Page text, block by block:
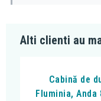
Alti clienti au
Cabină de
Fluminia, Anda